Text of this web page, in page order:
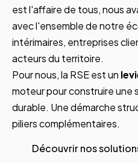
est l'affaire de tous, nous
avec l'ensemble de notre
intérimaires, entreprises
acteurs du territoire.
Pour nous, la RSE est un
moteur pour construire une
durable. Une démarche
piliers complémentaires.
Découvrir nos